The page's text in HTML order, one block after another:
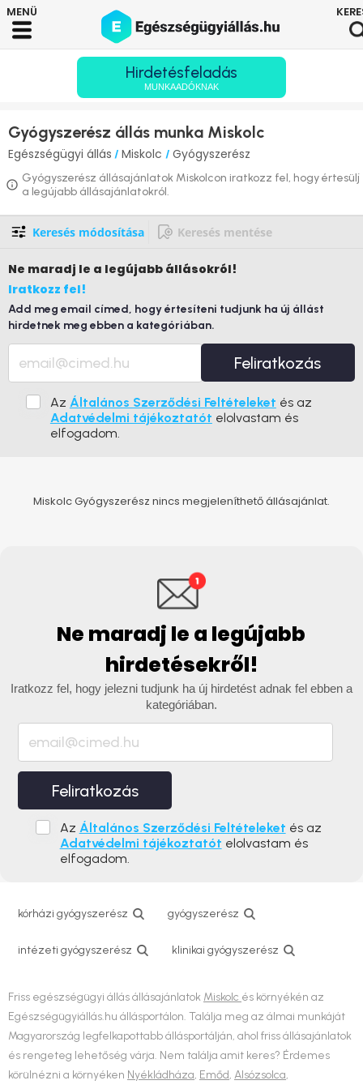
Hirdetésfeladás
MUNKAADÓKNAK
Gyógyszerész állás munka Miskolc
Egészségügyi állás / Miskolc / Gyógyszerész
Gyógyszerész állásajánlatok Miskolcon iratkozz fel, hogy értesülj
a legújabb állásajánlatokról.
Keresés módosítása Keresés mentése
Ne maradj le a legújabb állásokról!
Iratkozz fel!
Add meg email címed, hogy értesíteni tudjunk ha új állást
hirdetnek meg ebben a kategóriában.
Feliratkozás
Az Általános Szerződési Feltételeket és az
Adatvédelmi tájékoztatót elolvastam és
elfogadom.
Miskolc Gyógyszerész nincs megjeleníthető állásajánlat.
Ne maradj le a legújabb
hirdetésekről!
Iratkozz fel, hogy jelezni tudjunk ha új hirdetést adnak fel ebben a
kategóriában.
Feliratkozás
Az Általános Szerződési Feltételeket és az
Adatvédelmi tájékoztatót elolvastam és
elfogadom.
kórházi gyógyszerész gyógyszerész
intézeti gyógyszerész klinikai gyógyszerész
Friss egészségügyi állás állásajánlatok Miskolc és környékén az
Egészségügyiállás.hu állásportálon. Találja meg az álmai munkáját
Magyarország legfelkapottabb állásportálján, ahol friss állásajánlatok
és rengeteg lehetőség várja. Nem találja amit keres? Érdemes
körülnézni a környéken Nyékládháza, Emőd, Alsózsolca,